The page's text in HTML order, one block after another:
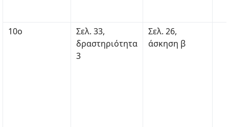
10ο
Σελ. 33,
δραστηριότητα
3
Σελ. 26,
άσκηση β